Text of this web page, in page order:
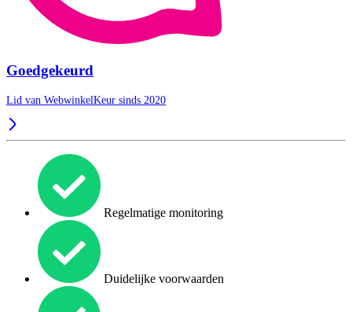
Goedgekeurd
Lid van WebwinkelKeur sinds 2020
Regelmatige monitoring
Duidelijke voorwaarden